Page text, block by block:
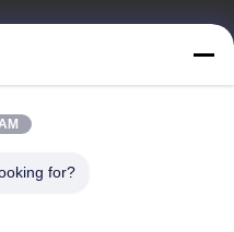
for?